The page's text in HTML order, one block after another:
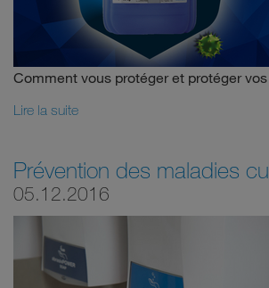
Comment vous protéger et protéger
Lire la suite
Prévention des maladies
05.12.2016